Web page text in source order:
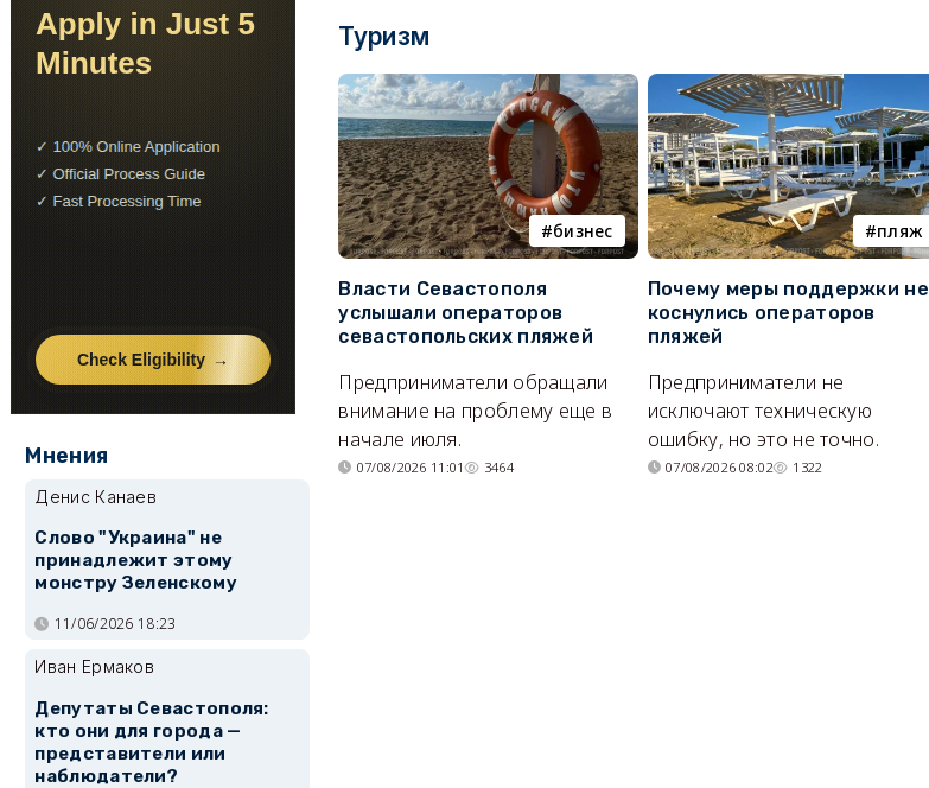
Туризм
бизнес
Власти Севастополя
услышали операторов
севастопольских пляжей
Предприниматели обращали
внимание на проблему еще в
начале июля.
07/08/2026 11:01 3464
пляж
Почему меры поддержки не
коснулись операторов
пляжей
Предприниматели не
исключают техническую
ошибку, но это не точно.
07/08/2026 08:02 1322
Мнения
Денис Канаев
Слово "Украина" не
принадлежит этому
монстру Зеленскому
11/06/2026 18:23
Иван Ермаков
Депутаты Севастополя:
кто они для города —
представители или
наблюдатели?